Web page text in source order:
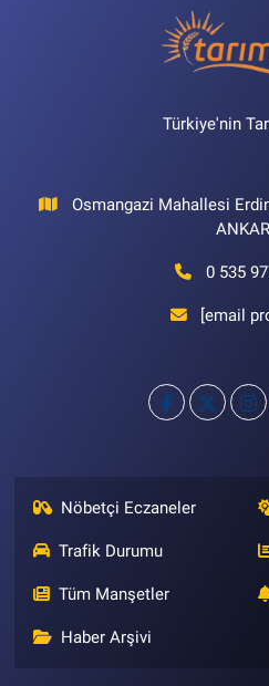
Türkiye'nin
Osmangazi Mahallesi
0 535
[email
Nöbetçi Eczaneler
Trafik Durumu
Tüm Manşetler
Haber Arşivi